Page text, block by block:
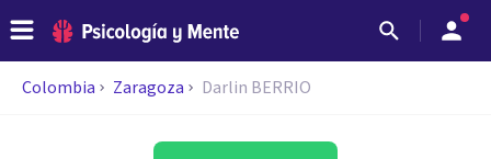
Colombia Zaragoza Darlin BERRIO